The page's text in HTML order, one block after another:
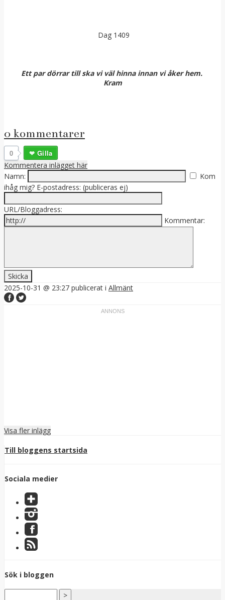
Dag 1409
Ett par dörrar till ska vi väl hinna innan vi åker hem.
Kram
0 kommentarer
0
Gilla
Kommentera inlägget här
Namn:
Kom
ihåg mig? E-postadress: (publiceras ej)
URL/Bloggadress:
Kommentar:
2025-10-31 @ 23:27 publicerat i Allmänt
Visa fler inlägg
Till bloggens startsida
Sociala medier
Sök i bloggen